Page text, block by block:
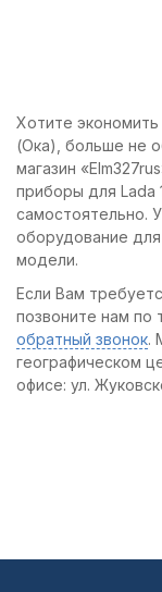
Хотите экономить
(Ока), больше не
магазин
приборы для Lada
самостоятельно.
оборудование
модели.
Если Вам
позвоните нам по
обратный звонок.
географическом
офисе: ул.